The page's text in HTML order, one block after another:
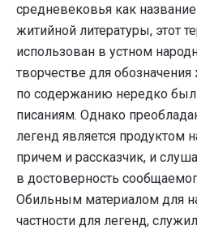
средневековья как
житийной литературы, этот
использован в устном
творчестве для
по содержанию нередко
писаниям. Однако
легенд является продуктом
причем и рассказчик, и
в достоверность
Обильным материалом для
частности для легенд,